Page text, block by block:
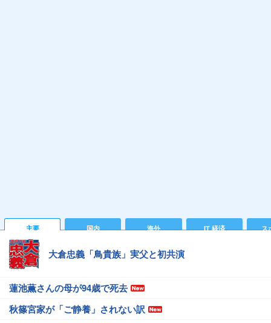
主要 国内 海外 IT 経済 ス
大倉忠義「鳥貴族」実父と初共演
蓮池薫さんの母が94歳で死去
秋篠宮家が「ご静養」されない訳